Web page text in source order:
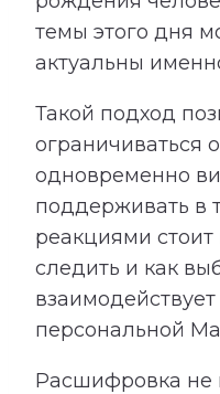
темы этого дня
актуальны
Такой подход
ограничиваться
одновременно
поддерживать в
реакциями
следить и как
персональной
Расшифровка не